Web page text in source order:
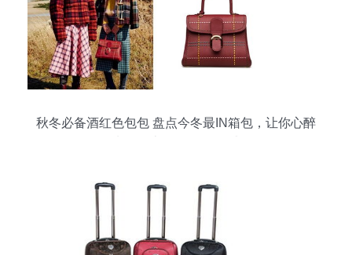
秋冬必备酒红色包包 盘点今冬最IN箱包，让你心醉